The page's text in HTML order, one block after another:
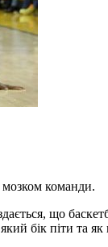
мозком команди.
що
бік піти та